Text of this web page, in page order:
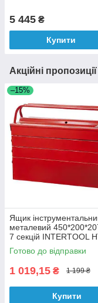
5 445 ₴
Купити
Акційні
–15%
Ящик
металевий
7 секцій INTERTOOL
Готово до відправки
1 019,15 ₴ 1 199 ₴
Купити